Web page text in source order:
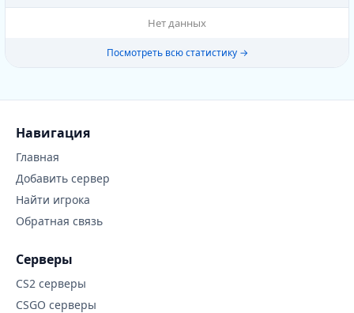
Нет данных
Посмотреть всю статистику →
Навигация
Главная
Добавить сервер
Найти игрока
Обратная связь
Серверы
CS2 серверы
CSGO серверы